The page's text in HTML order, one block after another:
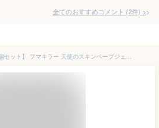
全てのおすすめコメント (2件) >
＼レビュー特典有／【2個セット】 フマキラー 天使のスキンベープジェルプレミアムワンワンとうーたん [単品内容量/50g] | フマキラー スキンベープ 虫除け ジェル プレミアム 子供用 アルコールフリー 8時間持続 虫よけクリーム 無着色 防虫剤 簡単塗布 屋外使用